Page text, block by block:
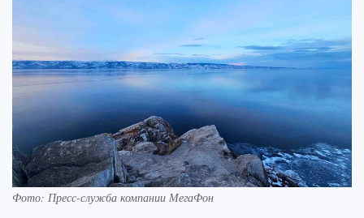
Фото: Пресс-служба компании МегаФон